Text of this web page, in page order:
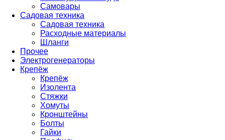
Самовары
Садовая техника
Садовая техника
Расходные материалы
Шланги
Прочее
Электрогенераторы
Крепёж
Крепёж
Изолента
Стяжки
Хомуты
Кронштейны
Болты
Гайки